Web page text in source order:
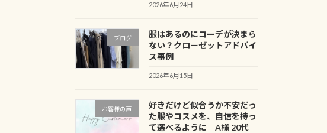
2026年6月24日
ブログ
服はあるのにコーデが決まら
ない？クローゼットアドバイ
ス事例
2026年6月15日
お客様の声
好きだけど似合うか不安だっ
た服やコスメを、自信を持っ
て選べるように｜A様 20代